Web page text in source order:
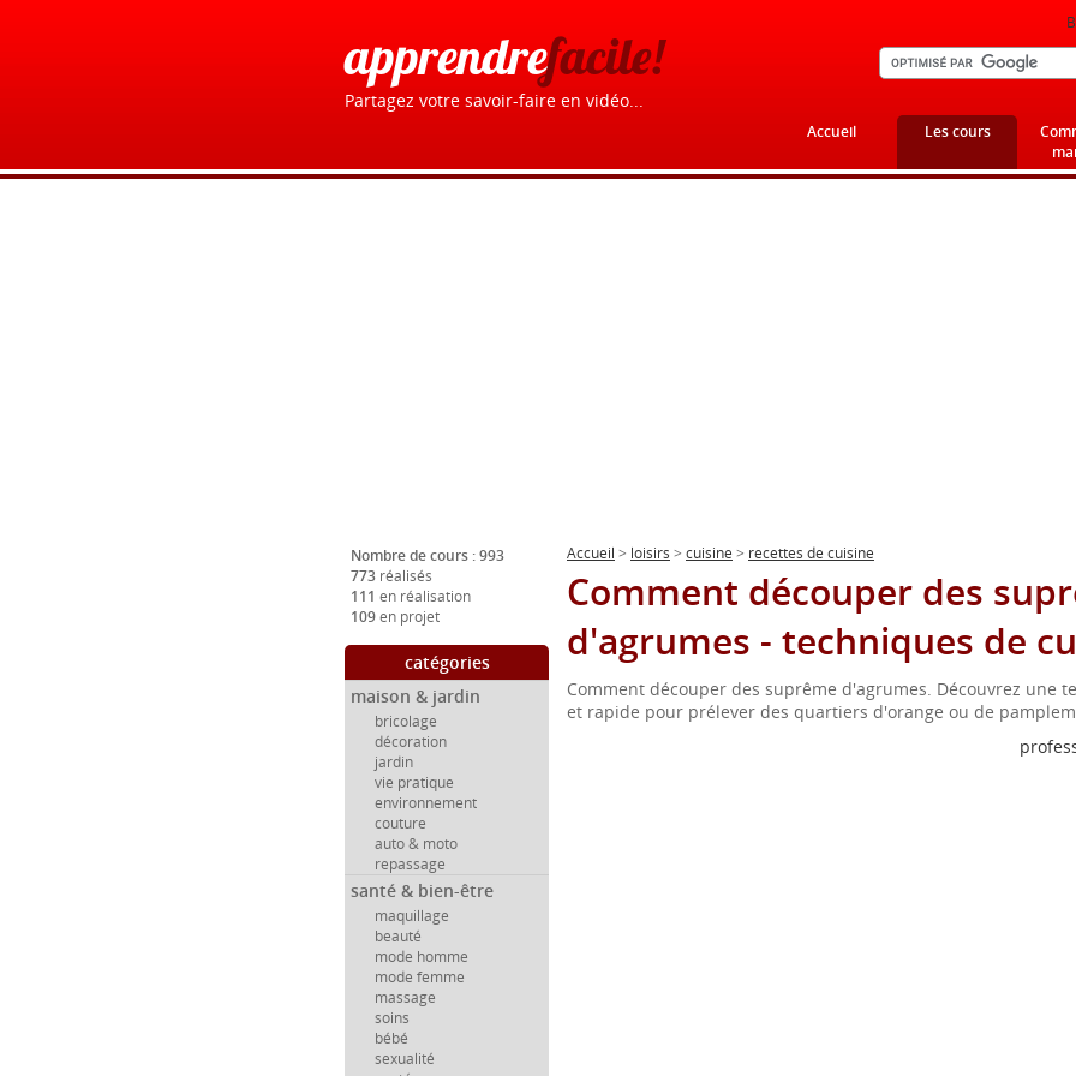
apprendrefacile!
Partagez votre savoir-faire en vidéo...
Accueil Les cours
Nombre de cours : 993
773 réalisés
111 en réalisation
109en projet
catégories
maison & jardin
bricolage
décoration
jardin
vie pratique
environnement
couture
auto & moto
repassage
santé & bien-être
maquillage
beauté
mode homme
mode femme
massage
soins
bébé
sexualité
Accueil > loisirs > cuisine > recettes de cuisine
Comment découper des
d'agrumes - techniques de
Comment découper des suprême d'agrumes. Découvrez une
et rapide pour prélever des quartiers d'orange ou de